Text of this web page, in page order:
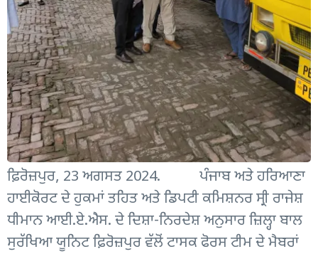
ਫ਼ਿਰੋਜ਼ਪੁਰ, 23 ਅਗਸਤ 2024. ਪੰਜਾਬ ਅਤੇ ਹਰਿਆਣਾ
ਹਾਈਕੋਰਟ ਦੇ ਹੁਕਮਾਂ ਤਹਿਤ ਅਤੇ ਡਿਪਟੀ ਕਮਿਸ਼ਨਰ ਸ੍ਰੀ ਰਾਜੇਸ਼
ਧੀਮਾਨ ਆਈ.ਏ.ਐਸ. ਦੇ ਦਿਸ਼ਾ-ਨਿਰਦੇਸ਼ ਅਨੁਸਾਰ ਜ਼ਿਲ੍ਹਾ ਬਾਲ
ਸੁਰੱਖਿਆ ਯੂਨਿਟ ਫ਼ਿਰੋਜ਼ਪੁਰ ਵੱਲੋਂ ਟਾਸਕ ਫੋਰਸ ਟੀਮ ਦੇ ਮੈਬਰਾਂ